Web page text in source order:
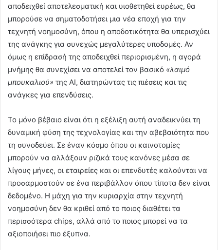
αποδειχθεί αποτελεσματική και υιοθετηθεί ευρέως, θα
μπορούσε να σηματοδοτήσει μια νέα εποχή για την
τεχνητή νοημοσύνη, όπου η αποδοτικότητα θα υπερισχύει
της ανάγκης για συνεχώς μεγαλύτερες υποδομές. Αν
όμως η επίδρασή της αποδειχθεί περιορισμένη, η αγορά
μνήμης θα συνεχίσει να αποτελεί τον βασικό «λαιμό
μπουκαλιού» της AI, διατηρώντας τις πιέσεις και τις
ανάγκες για επενδύσεις.
Το μόνο βέβαιο είναι ότι η εξέλιξη αυτή αναδεικνύει τη
δυναμική φύση της τεχνολογίας και την αβεβαιότητα που
τη συνοδεύει. Σε έναν κόσμο όπου οι καινοτομίες
μπορούν να αλλάξουν ριζικά τους κανόνες μέσα σε
λίγους μήνες, οι εταιρείες και οι επενδυτές καλούνται να
προσαρμοστούν σε ένα περιβάλλον όπου τίποτα δεν είναι
δεδομένο. Η μάχη για την κυριαρχία στην τεχνητή
νοημοσύνη δεν θα κριθεί από το ποιος διαθέτει τα
περισσότερα chips, αλλά από το ποιος μπορεί να τα
αξιοποιήσει πιο έξυπνα.